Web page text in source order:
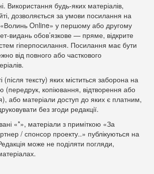
Використання будь-яких матеріалів,
дозволяється за умови посилання на
«Волинь Online» у першому або другому
видань обов’язкове — пряме, відкрите
гіперпосилання. Посилання має бути
від повного або часткового
(після тексту) яких міститься заборона на
(передрук, копіювання, відтворення або
або матеріали доступ до яких є платним,
без згоди редакції.
«*», матеріали з приміткою «За
/ спонсор проекту..» публікуються на
може не поділяти погляди,